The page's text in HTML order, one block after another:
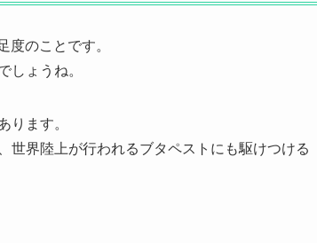
のことです。
しょうね。
ります。
世界陸上が行われるブタペストにも駆けつける